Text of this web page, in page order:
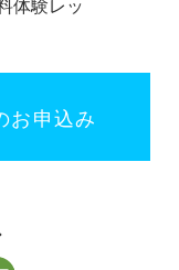
体験レッ
お申込み